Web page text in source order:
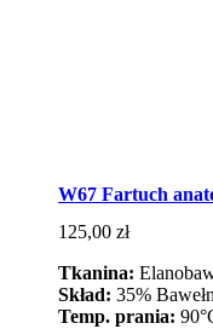
W67 Fartuch
125,00 zł
Tkanina:
Skład: 35%
Temp. prania: